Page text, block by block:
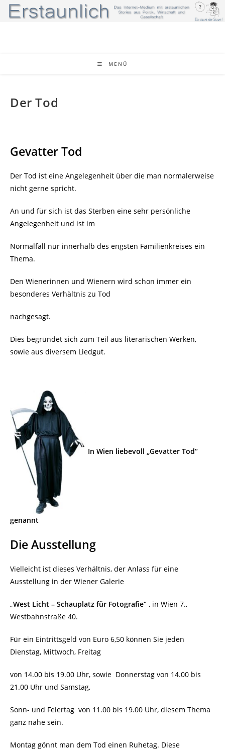
Zum
Inhalt
MENÜ
Der Tod
Gevatter Tod
Der Tod ist eine Angelegenheit über die man normalerweise
nicht gerne spricht.
An und für sich ist das Sterben eine sehr persönliche
Angelegenheit und ist im
Normalfall nur innerhalb des engsten Familienkreises ein
Thema.
Den Wienerinnen und Wienern wird schon immer ein
besonderes Verhältnis zu Tod
nachgesagt.
Dies begründet sich zum Teil aus literarischen Werken,
sowie aus diversem Liedgut.
In Wien liebevoll „Gevatter Tod“
genannt
Die Ausstellung
Vielleicht ist dieses Verhältnis, der Anlass für eine
Ausstellung in der Wiener Galerie
„West Licht – Schauplatz für Fotografie“ , in Wien 7.,
Westbahnstraße 40.
Für ein Eintrittsgeld von Euro 6,50 können Sie jeden
Dienstag, Mittwoch, Freitag
von 14.00 bis 19.00 Uhr, sowie Donnerstag von 14.00 bis
21.00 Uhr und Samstag,
Sonn- und Feiertag von 11.00 bis 19.00 Uhr, diesem Thema
ganz nahe sein.
Montag gönnt man dem Tod einen Ruhetag. Diese